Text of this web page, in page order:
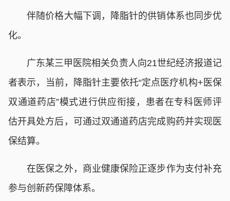
伴随价格大幅下调，降脂针的供销体系也同步优
化。
广东某三甲医院相关负责人向21世纪经济报道记
者表示，当前，降脂针主要依托“定点医疗机构+医保
双通道药店”模式进行供应衔接，患者在专科医师评
估开具处方后，可通过双通道药店完成购药并实现医
保结算。
在医保之外，商业健康保险正逐步作为支付补充
参与创新药保障体系。